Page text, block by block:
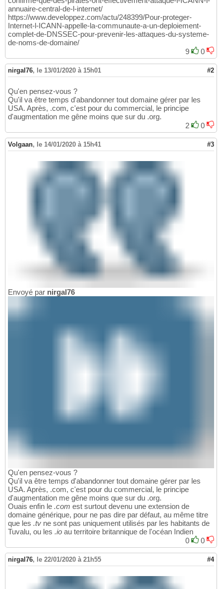
annuaire-central-de-l-internet/
https://www.developpez.com/actu/248399/Pour-proteger-
Internet-l-ICANN-appelle-la-communaute-a-un-deploiement-
complet-de-DNSSEC-pour-prevenir-les-attaques-du-systeme-
de-noms-de-domaine/
9
0
nirgal76, le 13/01/2020 à 15h01 #2
Qu'en pensez-vous ?
Qu'il va être temps d'abandonner tout domaine gérer par les
USA. Après, .com, c'est pour du commercial, le principe
d'augmentation me gêne moins que sur du .org.
2
0
Volgaan, le 14/01/2020 à 15h41 #3
Envoyé par nirgal76
Qu'en pensez-vous ?
Qu'il va être temps d'abandonner tout domaine gérer par les
USA. Après, .com, c'est pour du commercial, le principe
d'augmentation me gêne moins que sur du .org.
Ouais enfin le .com est surtout devenu une extension de
domaine générique, pour ne pas dire par défaut, au même titre
que les .tv ne sont pas uniquement utilisés par les habitants de
Tuvalu, ou les .io au territoire britannique de l'océan Indien
0
0
nirgal76, le 22/01/2020 à 21h55 #4